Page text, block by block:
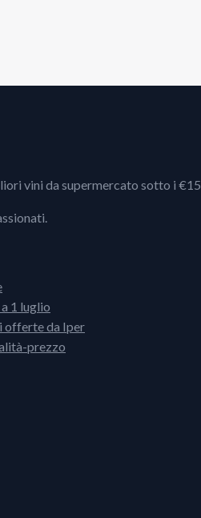
vini da supermercato sotto i €15.
1 luglio
offerte da Iper
prezzo